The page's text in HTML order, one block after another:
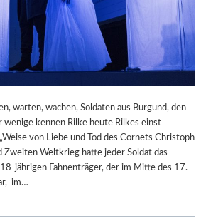
warten, wachen, Soldaten aus Burgund, den
wenige kennen Rilke heute Rilkes einst
von Liebe und Tod des Cornets Christoph
Zweiten Weltkrieg hatte jeder Soldat das
jährigen Fahnenträger, der im Mitte des 17.
im…